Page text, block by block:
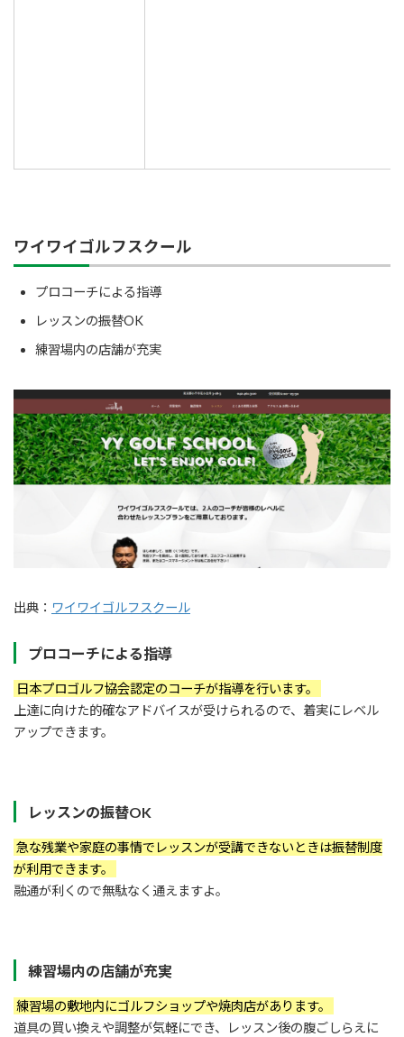
ワイワイゴルフスクール
プロコーチによる指導
レッスンの振替OK
練習場内の店舗が充実
出典： ワイワイゴルフスクール
プロコーチによる指導
日本プロゴルフ協会認定のコーチが指導を行います。
上達に向けた的確なアドバイスが受けられるので、着実にレベル
アップできます。
レッスンの振替OK
急な残業や家庭の事情でレッスンが受講できないときは振替制度
が利用できます。
融通が利くので無駄なく通えますよ。
練習場内の店舗が充実
練習場の敷地内にゴルフショップや焼肉店があります。
道具の買い換えや調整が気軽にでき、レッスン後の腹ごしらえに